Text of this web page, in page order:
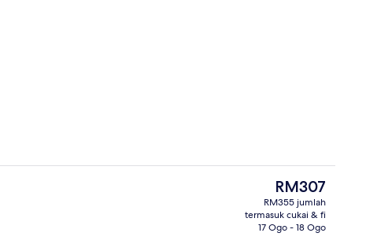
Termasuk sarapan masakan
Harga
semasa
ialah
RM307
RM307
RM355 jumlah
termasuk cukai & fi
17 Ogo - 18 Ogo